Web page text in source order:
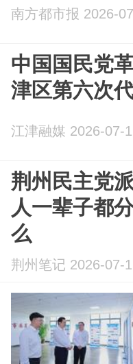
南方都市报 2026-
中国国民党
津区第六次
江津融媒 2026-07-
荆州民主党
人一辈子都
么
荆州笔记 2026-07-